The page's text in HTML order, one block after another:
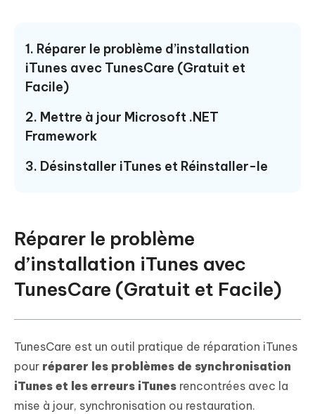
1. Réparer le problème d’installation
iTunes avec TunesCare (Gratuit et
Facile)
2. Mettre à jour Microsoft .NET
Framework
3. Désinstaller iTunes et Réinstaller-le
Réparer le problème
d’installation iTunes avec
TunesCare (Gratuit et Facile)
TunesCare est un outil pratique de réparation iTunes
pour réparer les problèmes de synchronisation
iTunes et les erreurs iTunes rencontrées avec la
mise à jour, synchronisation ou restauration.